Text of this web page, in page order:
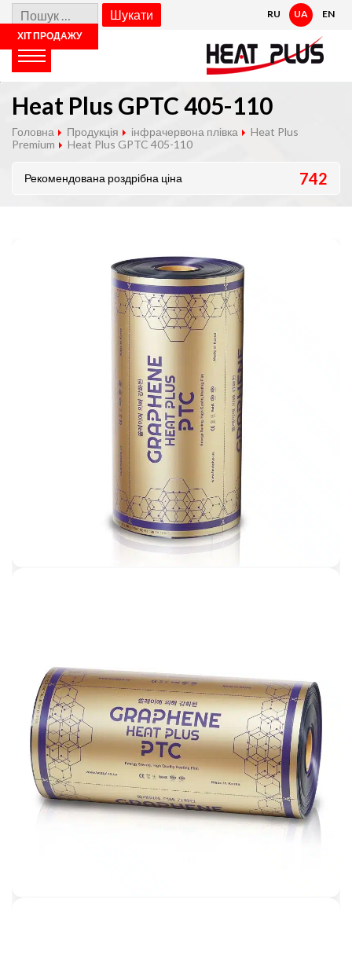
Skip
content
Пошук: RU UA EN
Heat Plus GPTC 405-110
Головна Продукція інфрачервона плівка
Heat Plus
Premium
Heat Plus GPTC 405-110
Рекомендована роздрібна ціна 742
ХІТ ПРОДАЖУ
ХІТ ПРОДАЖУ
ХІТ ПРОДАЖУ
ХІТ ПРОДАЖУ
ХІТ ПРОДАЖУ